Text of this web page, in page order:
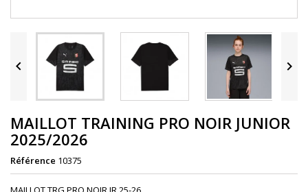
 
MAILLOT TRAINING PRO NOIR JUNIOR
2025/2026
Référence 10375